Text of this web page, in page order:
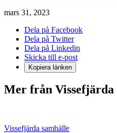
mars 31, 2023
Dela på Facebook
Dela på Twitter
Dela på Linkedin
Skicka till e-post
Kopiera länken
Mer från Vissefjärda
Vissefjärda samhälle